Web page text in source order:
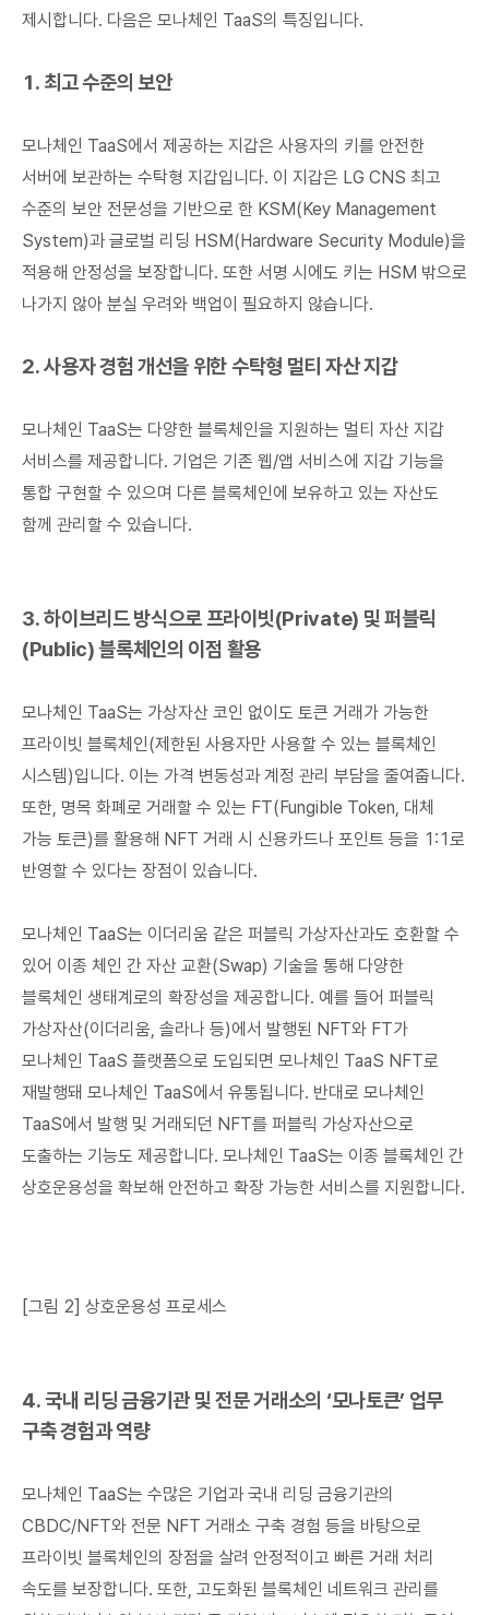
제시합니다. 다음은 모나체인 TaaS의 특징입니다.
1. 최고 수준의 보안
모나체인 TaaS에서 제공하는 지갑은 사용자의 키를 안전한
서버에 보관하는 수탁형 지갑입니다. 이 지갑은 LG CNS 최고
수준의 보안 전문성을 기반으로 한 KSM(Key Management
System)과 글로벌 리딩 HSM(Hardware Security Module)을
적용해 안정성을 보장합니다. 또한 서명 시에도 키는 HSM 밖으로
나가지 않아 분실 우려와 백업이 필요하지 않습니다.
2. 사용자 경험 개선을 위한 수탁형 멀티 자산 지갑
모나체인 TaaS는 다양한 블록체인을 지원하는 멀티 자산 지갑
서비스를 제공합니다. 기업은 기존 웹/앱 서비스에 지갑 기능을
통합 구현할 수 있으며 다른 블록체인에 보유하고 있는 자산도
함께 관리할 수 있습니다.
3. 하이브리드 방식으로 프라이빗(Private) 및 퍼블릭
(Public) 블록체인의 이점 활용
모나체인 TaaS는 가상자산 코인 없이도 토큰 거래가 가능한
프라이빗 블록체인(제한된 사용자만 사용할 수 있는 블록체인
시스템)입니다. 이는 가격 변동성과 계정 관리 부담을 줄여줍니다.
또한, 명목 화폐로 거래할 수 있는 FT(Fungible Token, 대체
가능 토큰)를 활용해 NFT 거래 시 신용카드나 포인트 등을 1:1로
반영할 수 있다는 장점이 있습니다.
모나체인 TaaS는 이더리움 같은 퍼블릭 가상자산과도 호환할 수
있어 이종 체인 간 자산 교환(Swap) 기술을 통해 다양한
블록체인 생태계로의 확장성을 제공합니다. 예를 들어 퍼블릭
가상자산(이더리움, 솔라나 등)에서 발행된 NFT와 FT가
모나체인 TaaS 플랫폼으로 도입되면 모나체인 TaaS NFT로
재발행돼 모나체인 TaaS에서 유통됩니다. 반대로 모나체인
TaaS에서 발행 및 거래되던 NFT를 퍼블릭 가상자산으로
도출하는 기능도 제공합니다. 모나체인 TaaS는 이종 블록체인 간
상호운용성을 확보해 안전하고 확장 가능한 서비스를 지원합니다.
[그림 2] 상호운용성 프로세스
4. 국내 리딩 금융기관 및 전문 거래소의 ‘모나토큰’ 업무
구축 경험과 역량
모나체인 TaaS는 수많은 기업과 국내 리딩 금융기관의
CBDC/NFT와 전문 NFT 거래소 구축 경험 등을 바탕으로
프라이빗 블록체인의 장점을 살려 안정적이고 빠른 거래 처리
속도를 보장합니다. 또한, 고도화된 블록체인 네트워크 관리를